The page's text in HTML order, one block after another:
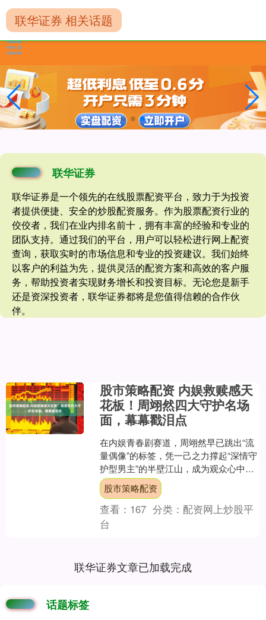
联华证券
联华证券是一个领先的在线股票配资平台，致力于为投资
者提供便捷、安全的炒股配资服务。作为股票配资行业的
佼佼者，我们在业内排名前十，拥有丰富的经验和专业的
团队支持。通过我们的平台，用户可以轻松进行网上配资
查询，获取实时的市场信息和专业的投资建议。我们始终
以客户的利益为先，提供灵活的配资方案和高效的客户服
务，帮助投资者实现财务增长和投资目标。无论您是新手
还是资深投资者，联华证券都将是您值得信赖的合作伙
伴。
联华证券 相关话题
股市策略配资 内娱救赎感天
花板！周翊然四大守护名场
面，幕幕戳泪点
在内娱青春剧赛道，周翊然早已跳出“流
量偶像”的标签，凭一己之力撑起“深情守
护型男主”的半壁江山，成为观众心中无
可替代的“青春文男主天选”与“救赎感天
花板”。他自....
股市策略配资
查看： 167 分类： 配资网上炒股平
台
联华证券文章已加载完成
话题标签